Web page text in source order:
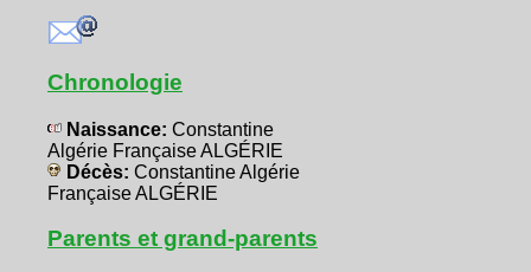
Chronologie
Naissance: Constantine
Algérie Française ALGÉRIE
Décès: Constantine Algérie
Française ALGÉRIE
Parents et grand-parents